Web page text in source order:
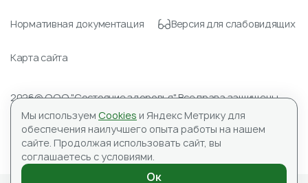
2026© ООО "Состояние здоровья" Все права защищены.
Лицензия № Л041-01148-78/00351488 от 23.04.2021
ИНН 7804590151, ОГРН 1177847059345
Адрес для корреспонденции: 197183, ООО «Состояние
здоровья», а/я №10
Нормативная документация Версия для слабовидящих
Карта сайта
ИМЕЮТСЯ ПРОТИВОПОКАЗАНИЯ, НЕОБХОДИМА
КОНСУЛЬТАЦИЯ СПЕЦИАЛИСТА
Мы используем Cookies и Яндекс Метрику для
обеспечения наилучшего опыта работы на нашем
сайте. Продолжая использовать сайт, вы
соглашаетесь с условиями.
Ок